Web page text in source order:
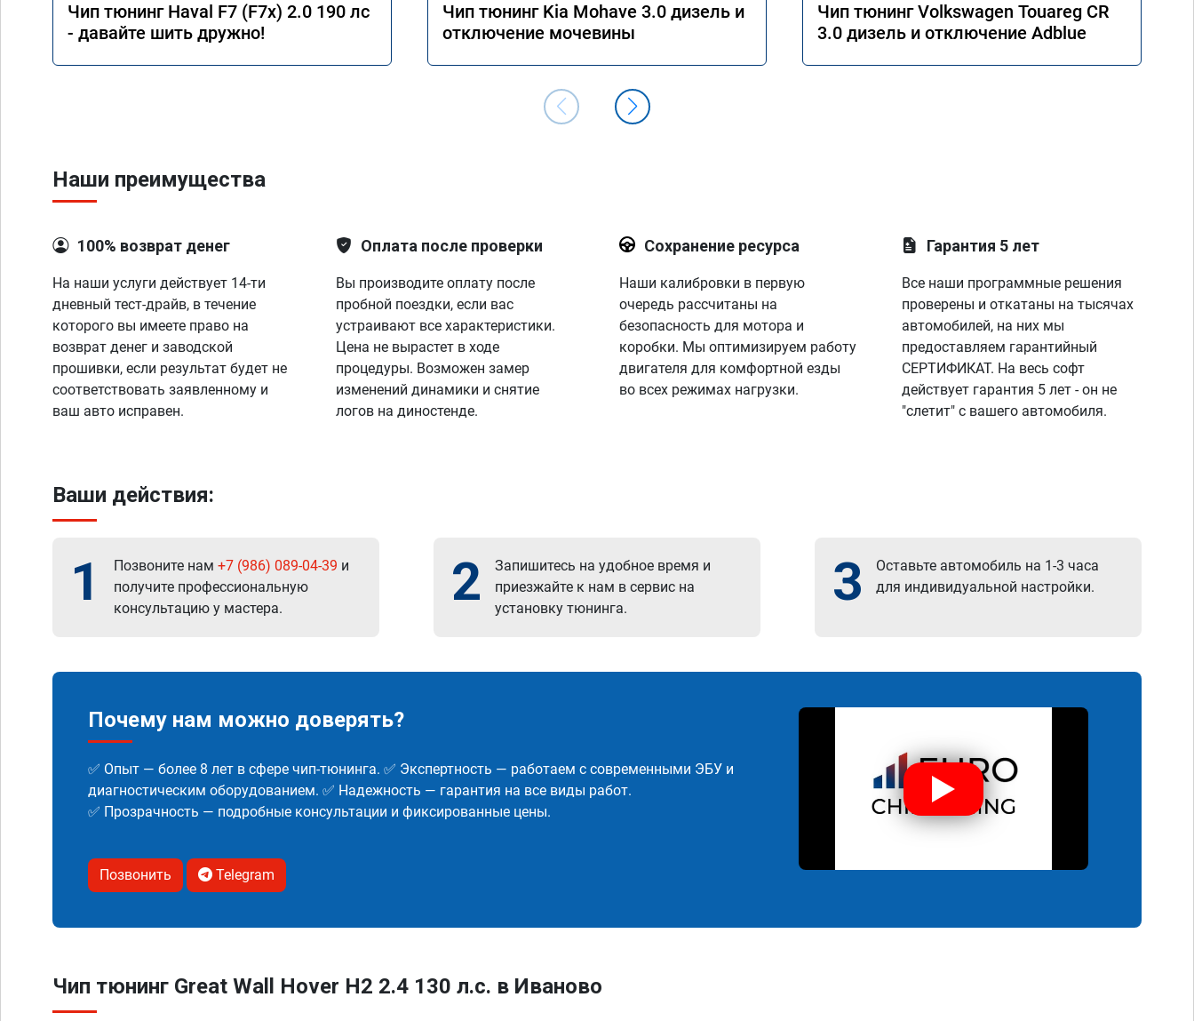
Чип тюнинг Haval F7 (F7x) 2.0 190 лс
- давайте шить дружно!
Чип тюнинг Kia Mohave 3.0 дизель и
отключение мочевины
Чип тюнинг Volkswagen Touareg CR
3.0 дизель и отключение Adblue
Наши преимущества
100% возврат денег
На наши услуги действует 14-ти
дневный тест-драйв, в течение
которого вы имеете право на
возврат денег и заводской
прошивки, если результат будет не
соответствовать заявленному и
ваш авто исправен.
Оплата после проверки
Вы производите оплату после
пробной поездки, если вас
устраивают все характеристики.
Цена не вырастет в ходе
процедуры. Возможен замер
изменений динамики и снятие
логов на диностенде.
Сохранение ресурса
Наши калибровки в первую
очередь рассчитаны на
безопасность для мотора и
коробки. Мы оптимизируем работу
двигателя для комфортной езды
во всех режимах нагрузки.
Гарантия 5 лет
Все наши программные решения
проверены и откатаны на тысячах
автомобилей, на них мы
предоставляем гарантийный
СЕРТИФИКАТ. На весь софт
действует гарантия 5 лет - он не
"слетит" с вашего автомобиля.
Ваши действия:
1 Позвоните нам +7 (986) 089-04-39 и
получите профессиональную
консультацию у мастера.
2
Запишитесь на удобное время и
приезжайте к нам в сервис на
установку тюнинга.
3
Оставьте автомобиль на 1-3 часа
для индивидуальной настройки.
Почему нам можно доверять?
✅ Опыт — более 8 лет в сфере чип-тюнинга. ✅ Экспертность — работаем с современными ЭБУ и
диагностическим оборудованием. ✅ Надежность — гарантия на все виды работ.
✅ Прозрачность — подробные консультации и фиксированные цены.
Позвонить Telegram
Чип тюнинг Great Wall Hover H2 2.4 130 л.с. в Иваново